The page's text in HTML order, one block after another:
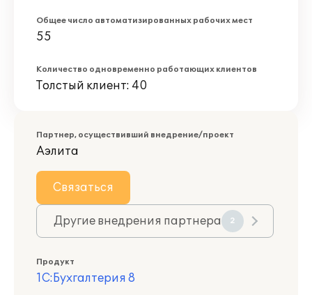
Общее число автоматизированных рабочих мест
55
Количество одновременно работающих клиентов
Толстый клиент: 40
Партнер, осуществивший внедрение/проект
Аэлита
Связаться
Другие внедрения партнера 2
Продукт
1С:Бухгалтерия 8